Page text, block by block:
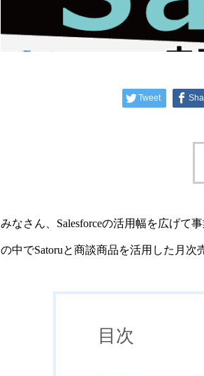
Tweet
みなさん、Salesforceの活用幅を広げて
の中でSatoruと商談商品を活用した月次
目次